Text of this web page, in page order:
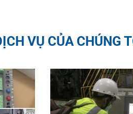
VỤ CỦA CHÚNG